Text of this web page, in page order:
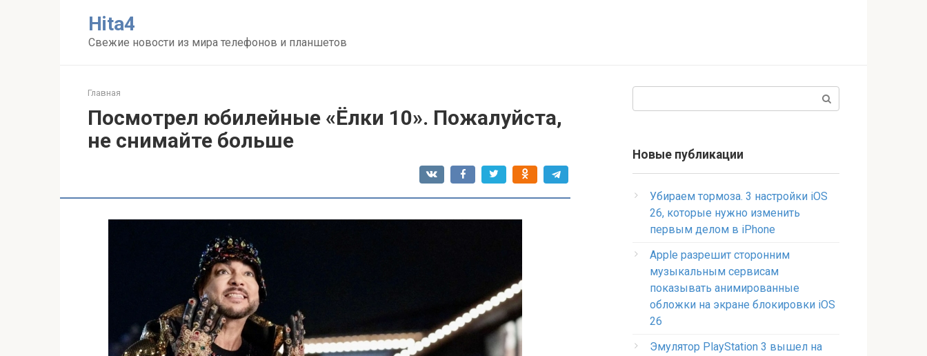
Нita4
Свежие новости из мира телефонов и планшетов
Главная
Посмотрел юбилейные «Ёлки 10». Пожалуйста,
не снимайте больше
Новые публикации
Убираем тормоза. 3 настройки iOS
26, которые нужно изменить
первым делом в iPhone
Apple разрешит сторонним
музыкальным сервисам
показывать анимированные
обложки на экране блокировки iOS
26
Эмулятор PlayStation 3 вышел на